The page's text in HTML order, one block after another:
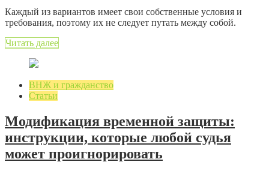
Каждый из вариантов имеет свои собственные условия и
требования, поэтому их не следует путать между собой.
Читать далее
ВНЖ и гражданство
Статьи
Модификация временной защиты:
инструкции, которые любой судья
может проигнорировать